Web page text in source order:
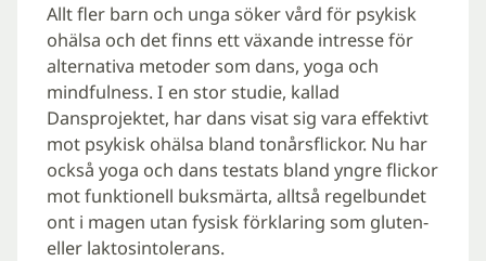
Allt fler barn och unga söker vård för psykisk
ohälsa och det finns ett växande intresse för
alternativa metoder som dans, yoga och
mindfulness. I en stor studie, kallad
Dansprojektet, har dans visat sig vara effektivt
mot psykisk ohälsa bland tonårsflickor. Nu har
också yoga och dans testats bland yngre flickor
mot funktionell buksmärta, alltså regelbundet
ont i magen utan fysisk förklaring som gluten-
eller laktosintolerans.